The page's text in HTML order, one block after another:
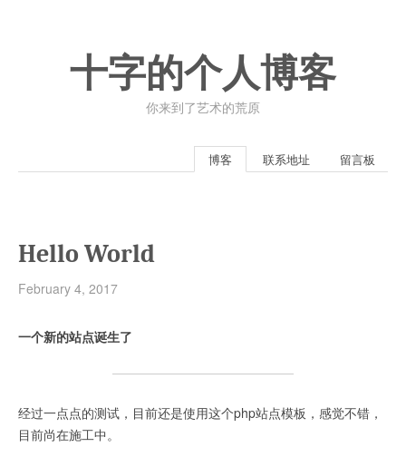
十字的个人博客
你来到了艺术的荒原
博客 联系地址 留言板
Hello World
February 4, 2017
一个新的站点诞生了
经过一点点的测试，目前还是使用这个php站点模板，感觉不错，
目前尚在施工中。